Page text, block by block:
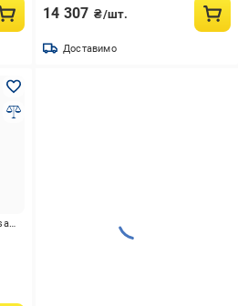
14 307 ₴/шт.
Доставимо
До -10% з суперкредиткою Visa Вигода